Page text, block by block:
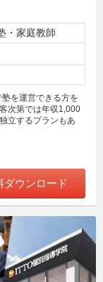
・家庭教師
を運営できる方を
次第では年収1,000
立するプランもあ
ダウンロード